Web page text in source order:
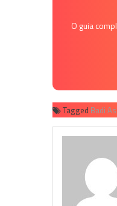
O guia
Tagged Badi